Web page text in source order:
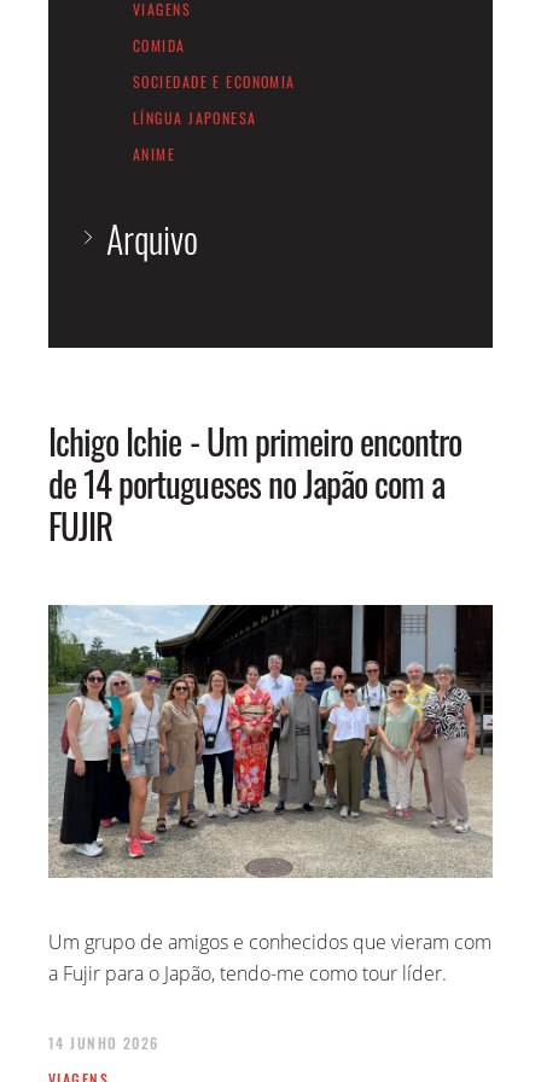
Ichigo Ichie - Um primeiro encontro
de 14 portugueses no Japão com a
FUJIR
Um grupo de amigos e conhecidos que vieram com
a Fujir para o Japão, tendo-me como tour líder.
14 JUNHO 2026
VIAGENS
COMIDA
SOCIEDADE E ECONOMIA
LÍNGUA JAPONESA
ANIME
Arquivo
JULHO 2025
JUNHO 2025
DEZEMBRO 2024
AGOSTO 2023
MAIO 2023
ABRIL 2023
MARÇO 2023
DEZEMBRO 2022
SETEMBRO 2022
AGOSTO 2022
JUNHO 2022
JANEIRO 2022
NOVEMBRO 2021
MARÇO 2021